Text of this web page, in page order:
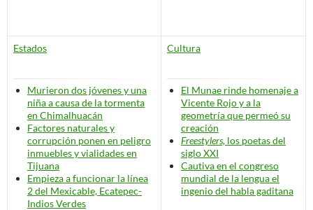
Estados
Murieron dos jóvenes y una
niña a causa de la tormenta
en Chimalhuacán
Factores naturales y
corrupción ponen en peligro
inmuebles y vialidades en
Tijuana
Empieza a funcionar la línea
2 del Mexicable, Ecatepec-
Indios Verdes
Cultura
El Munae rinde homenaje a
Vicente Rojo y a la
geometría que permeó su
creación
Freestylers, los poetas del
siglo XXI
Cautiva en el congreso
mundial de la lengua el
ingenio del habla gaditana